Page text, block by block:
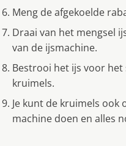
Meng de afgekoelde
Draai van het mengsel
van de ijsmachine.
Bestrooi het ijs voor
kruimels.
Je kunt de kruimels
machine doen en alles